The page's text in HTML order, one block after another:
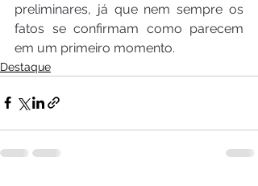
preliminares, já que nem sempre os
fatos se confirmam como parecem
em um primeiro momento.
Destaque